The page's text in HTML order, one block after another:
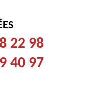
22 98
40 97